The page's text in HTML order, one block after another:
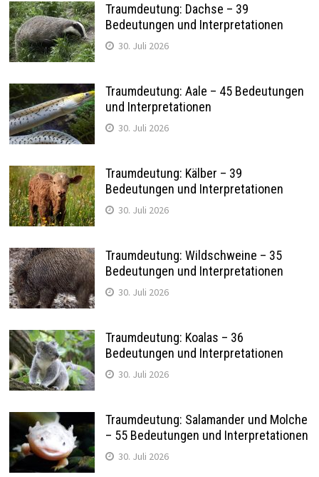
Traumdeutung: Dachse – 39
Bedeutungen und Interpretationen
30. Juli 2026
Traumdeutung: Aale – 45 Bedeutungen
und Interpretationen
30. Juli 2026
Traumdeutung: Kälber – 39
Bedeutungen und Interpretationen
30. Juli 2026
Traumdeutung: Wildschweine – 35
Bedeutungen und Interpretationen
30. Juli 2026
Traumdeutung: Koalas – 36
Bedeutungen und Interpretationen
30. Juli 2026
Traumdeutung: Salamander und Molche
– 55 Bedeutungen und Interpretationen
30. Juli 2026